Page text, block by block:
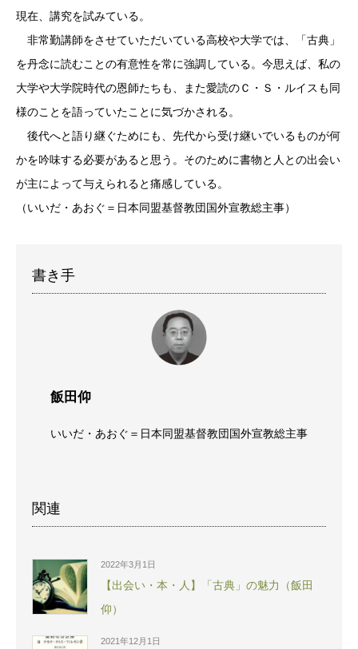
現在、講究を試みている。
非常勤講師をさせていただいている高校や大学では、「古典」
を丹念に読むことの有意性を常に強調している。今思えば、私の
大学や大学院時代の恩師たちも、また愛読のＣ・Ｓ・ルイスも同
様のことを語っていたことに気づかされる。
後代へと語り継ぐためにも、先代から受け継いでいるものが何
かを吟味する必要があると思う。そのために書物と人との出会い
が主によって与えられると痛感している。
（いいだ・あおぐ＝日本同盟基督教団国外宣教総主事）
書き手
飯田仰
いいだ・あおぐ＝日本同盟基督教団国外宣教総主事
関連
2022年3月1日
【出会い・本・人】「古典」の魅力（飯田
仰）
2021年12月1日